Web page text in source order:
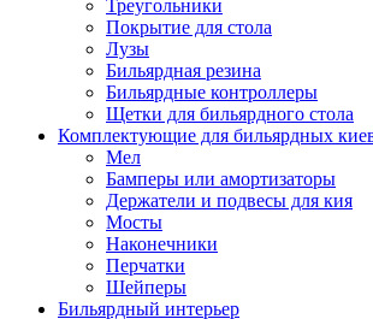
Треугольники
Покрытие для стола
Лузы
Бильярдная резина
Бильярдные контроллеры
Щетки для бильярдного стола
Комплектующие для бильярдных
Мел
Бамперы или амортизаторы
Держатели и подвесы для кия
Мосты
Наконечники
Перчатки
Шейперы
Бильярдный интерьер